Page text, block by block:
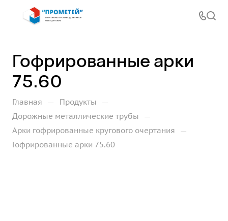
Гофрированные арки
75.60
Главная — Продукты —
Дорожные металлические трубы —
Арки гофрированные кругового очертания —
Гофрированные арки 75.60